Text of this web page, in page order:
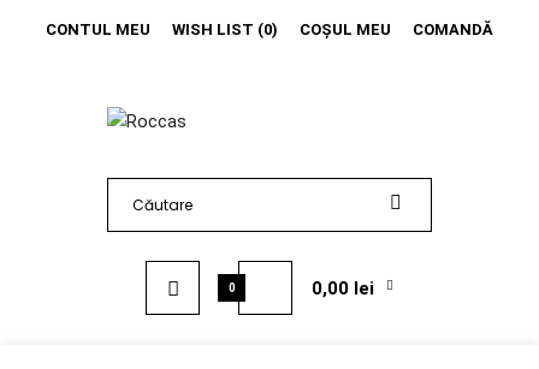
CONTUL MEU WISH LIST (0) COŞUL MEU COMANDĂ
0 0,00 lei